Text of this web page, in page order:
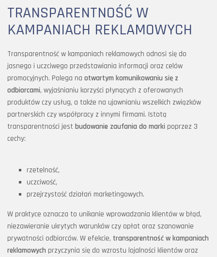
TRANSPARENTNOŚĆ W
KAMPANIACH REKLAMOWYCH
Transparentność w kampaniach reklamowych odnosi się do
jasnego i uczciwego przedstawiania informacji oraz celów
promocyjnych. Polega na otwartym komunikowaniu się z
odbiorcami, wyjaśnianiu korzyści płynących z oferowanych
produktów czy usług, a także na ujawnianiu wszelkich związków
partnerskich czy współpracy z innymi firmami. Istotą
transparentności jest budowanie zaufania do marki poprzez 3
cechy:
rzetelność,
uczciwość,
przejrzystość działań marketingowych.
W praktyce oznacza to unikanie wprowadzania klientów w błąd,
niezawieranie ukrytych warunków czy opłat oraz szanowanie
prywatności odbiorców. W efekcie, transparentność w kampaniach
reklamowych przyczynia się do wzrostu lojalności klientów oraz